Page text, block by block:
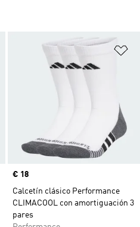
Añadir a la lista de deseos
Precio
€ 18
Calcetín clásico Performance
CLIMACOOL con amortiguación 3
pares